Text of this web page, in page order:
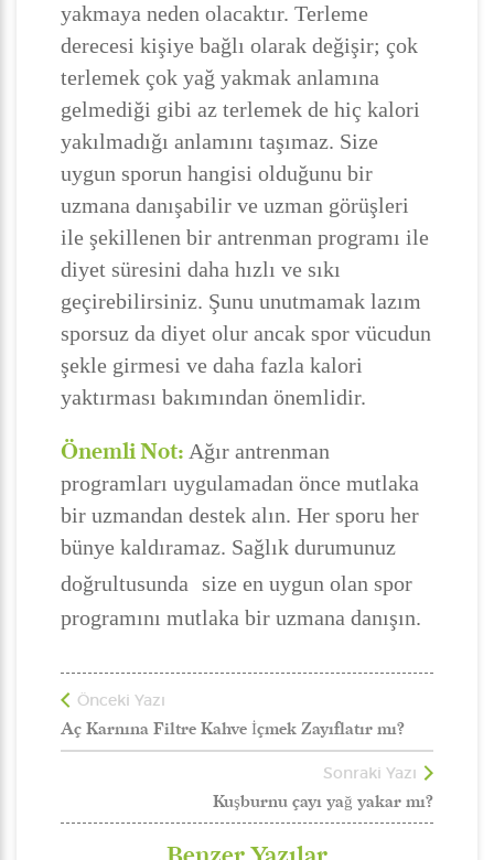
yakmaya neden olacaktır. Terleme
derecesi kişiye bağlı olarak değişir; çok
terlemek çok yağ yakmak anlamına
gelmediği gibi az terlemek de hiç kalori
yakılmadığı anlamını taşımaz. Size
uygun sporun hangisi olduğunu bir
uzmana danışabilir ve uzman görüşleri
ile şekillenen bir antrenman programı ile
diyet süresini daha hızlı ve sıkı
geçirebilirsiniz. Şunu unutmamak lazım
sporsuz da diyet olur ancak spor vücudun
şekle girmesi ve daha fazla kalori
yaktırması bakımından önemlidir.
Önemli Not: Ağır antrenman
programları uygulamadan önce mutlaka
bir uzmandan destek alın. Her sporu her
bünye kaldıramaz. Sağlık durumunuz
doğrultusunda size en uygun olan spor
programını mutlaka bir uzmana danışın.
Önceki Yazı
Aç Karnına Filtre Kahve İçmek Zayıflatır mı?
Sonraki Yazı
Kuşburnu çayı yağ yakar mı?